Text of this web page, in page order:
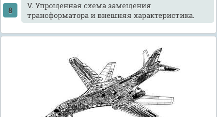
V. Упрощенная схема замещения
трансформатора и внешняя характеристика.